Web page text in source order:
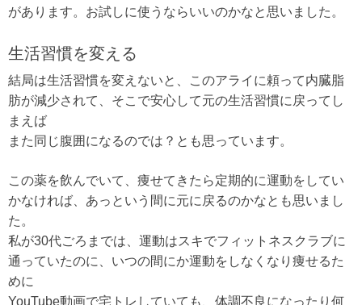
があります。お試しに使うならいいのかなと思いました。
生活習慣を変える
結局は生活習慣を変えないと、このアライに頼って内臓脂
肪が減少されて、そこで安心して元の生活習慣に戻ってし
まえば
また同じ腹囲になるのでは？とも思っています。
この薬を飲んでいて、痩せてきたら定期的に運動をしてい
かなければ、あっという間に元に戻るのかなとも思いまし
た。
私が30代ごろまでは、運動はスキでフィットネスクラブに
通っていたのに、いつの間にか運動をしなくなり痩せるた
めに
YouTube動画で宅トレしていても、体調不良になったり何